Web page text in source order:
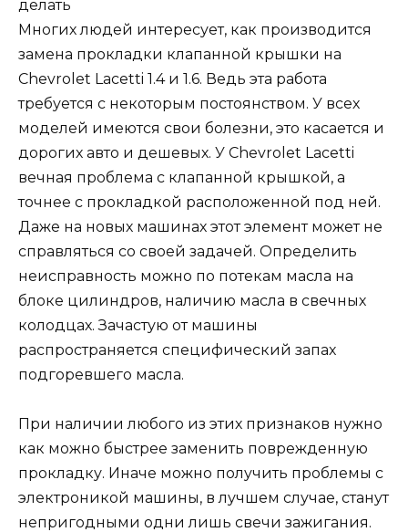
Многих людей интересует, как производится
замена прокладки клапанной крышки на
Chevrolet Lacetti 1.4 и 1.6. Ведь эта работа
требуется с некоторым постоянством. У всех
моделей имеются свои болезни, это касается и
дорогих авто и дешевых. У Chevrolet Lacetti
вечная проблема с клапанной крышкой, а
точнее с прокладкой расположенной под ней.
Даже на новых машинах этот элемент может не
справляться со своей задачей. Определить
неисправность можно по потекам масла на
блоке цилиндров, наличию масла в свечных
колодцах. Зачастую от машины
распространяется специфический запах
подгоревшего масла.
При наличии любого из этих признаков нужно
как можно быстрее заменить поврежденную
прокладку. Иначе можно получить проблемы с
электроникой машины, в лучшем случае, станут
непригодными одни лишь свечи зажигания.